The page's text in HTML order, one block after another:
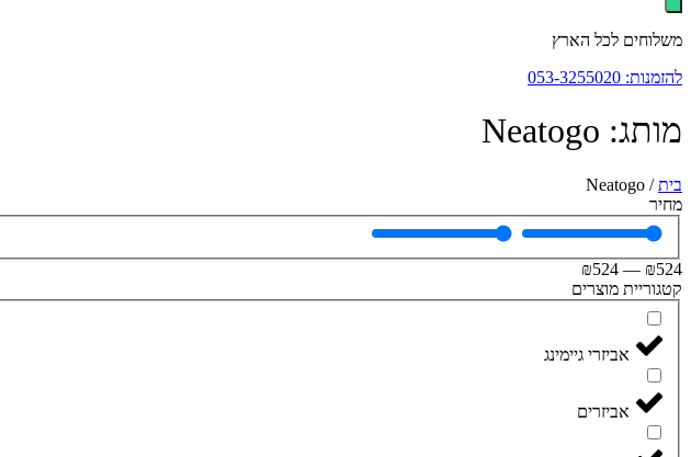
משלוחים לכל הארץ
להזמנות: 053-3255020
מותג: Neatogo
בית/
Neatogo
מחיר
₪524
—
₪524
קטגוריית מוצרים
אביזרי גיימינג
אביזרים